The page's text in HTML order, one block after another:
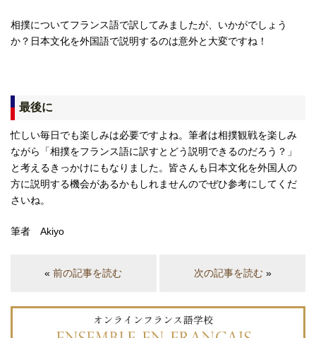
相撲についてフランス語で訳してみましたが、いかがでしょう
か？日本文化を外国語で説明するのは意外と大変ですね！
最後に
忙しい毎日でも楽しみは必要ですよね。筆者は相撲観戦を楽しみ
ながら「相撲をフランス語に訳すとどう説明できるのだろう？」
と考えるきっかけにもなりました。皆さんも日本文化を外国人の
方に説明する機会があるかもしれませんのでぜひ参考にしてくだ
さいね。
筆者 Akiyo
«前の記事を読む 次の記事を読む»